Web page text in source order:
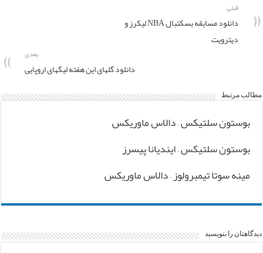
قبلی
دانلود مسابقه بسکتبال NBA لیکرز و
دیترویت
بعدی
دانلود گلهای این هفته لیگهای اروپایی
مطالب مرتبط
بوستون سلتیکس – دالاس ماوریکس
بوستون سلتیکس – ایندیانا پیسرز
مینه سوتا تیمبرولوز – دالاس ماوریکس
دیدگاهتان را بنویسید